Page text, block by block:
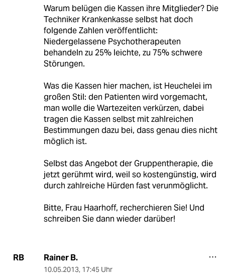
Warum belügen die Kassen ihre Mitglieder? Die
Techniker Krankenkasse selbst hat doch
folgende Zahlen veröffentlicht:
Niedergelassene Psychotherapeuten
behandeln zu 25% leichte, zu 75% schwere
Störungen.
Was die Kassen hier machen, ist Heuchelei im
großen Stil: den Patienten wird vorgemacht,
man wolle die Wartezeiten verkürzen, dabei
tragen die Kassen selbst mit zahlreichen
Bestimmungen dazu bei, dass genau dies nicht
möglich ist.
Selbst das Angebot der Gruppentherapie, die
jetzt gerühmt wird, weil so kostengünstig, wird
durch zahlreiche Hürden fast verunmöglicht.
Bitte, Frau Haarhoff, recherchieren Sie! Und
schreiben Sie dann wieder darüber!
RB Rainer B.
10.05.2013, 17:45 Uhr